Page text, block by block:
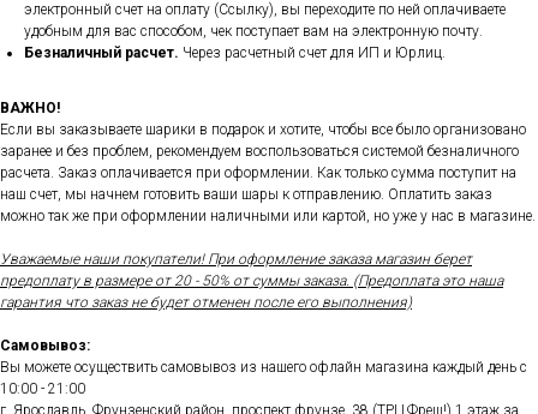
электронный счет на оплату (Ссылку), вы переходите по ней оплачиваете
удобным для вас способом, чек поступает вам на электронную почту.
Безналичный расчет. Через расчетный счет для ИП и Юрлиц.
ВАЖНО!
Если вы заказываете шарики в подарок и хотите, чтобы все было организовано
заранее и без проблем, рекомендуем воспользоваться системой безналичного
расчета. Заказ оплачивается при оформлении. Как только сумма поступит на
наш счет, мы начнем готовить ваши шары к отправлению. Оплатить заказ
можно так же при оформлении наличными или картой, но уже у нас в магазине.
Уважаемые наши покупатели! При оформление заказа магазин берет
предоплату в размере от 20 - 50% от суммы заказа. (Предоплата это наша
гарантия что заказ не будет отменен после его выполнения)
Самовывоз:
Вы можете осуществить самовывоз из нашего офлайн магазина каждый день с
10:00 - 21:00